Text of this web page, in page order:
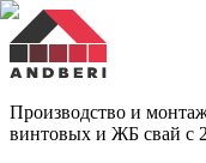
Производство и
винтовых и ЖБ свай с